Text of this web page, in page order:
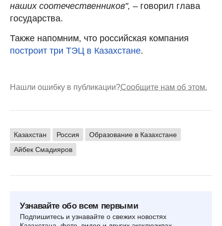
наших соотечественников", – говорил глава
государства.
Также напомним, что российская компания
построит три ТЭЦ в Казахстане.
Нашли ошибку в публикации?Сообщите нам об этом.
Казахстан Россия
Образование в Казахстане
Айбек Смадияров
Узнавайте обо всем первыми
Подпишитесь и узнавайте о свежих новостях